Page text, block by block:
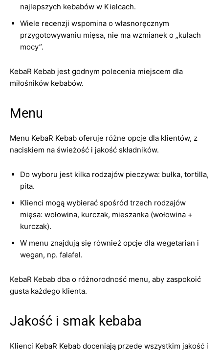
najlepszych kebabów w Kielcach.
Wiele recenzji wspomina o własnoręcznym
przygotowywaniu mięsa, nie ma wzmianek o „kulach
mocy”.
KebaR Kebab jest godnym polecenia miejscem dla
miłośników kebabów.
Menu
Menu KebaR Kebab oferuje różne opcje dla klientów, z
naciskiem na świeżość i jakość składników.
Do wyboru jest kilka rodzajów pieczywa: bułka, tortilla,
pita.
Klienci mogą wybierać spośród trzech rodzajów
mięsa: wołowina, kurczak, mieszanka (wołowina +
kurczak).
W menu znajdują się również opcje dla wegetarian i
wegan, np. falafel.
KebaR Kebab dba o różnorodność menu, aby zaspokoić
gusta każdego klienta.
Jakość i smak kebaba
Klienci KebaR Kebab doceniają przede wszystkim jakość i